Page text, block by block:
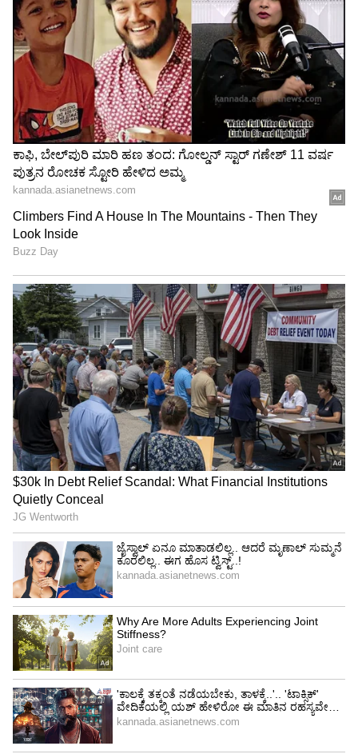
ಆಕೆಯನ್ನು ಸರ್ಕಾರಿ ಆಸ್ಪತ್ರೆಗೆ ದಾಖಲಿಸಿದ್ದಾರೆ. ವೈದ್ಯರು
ಅಪ್ರಾಪ್ತೆಯ ಆರೋಗ್ಯ ತಪಾಸಣೆ ನಡೆಸಿದ್ದಾರೆ. ''ಮಗಳಿಗೆ
ದೆವ್ವದ ಗಾಳಿ ಸೋಕಿದೆ'' ಎಂದು ನಂಬಿ ದೇವಸ್ಥಾನಗಳಿಗೆ
ಅಲೆಯುತ್ತಿದ್ದ ಹೆತ್ತವರಿಗೆ, ಸರ್ಕಾರಿ ಆಸ್ಪತ್ರೆ ವೈದ್ಯರು ನೀಡಿದ
ಮಾಹಿತಿ ಬರಸಿಡಿಲು ಬಡಿದಂತಾಗಿದೆ. "ನಿಮ್ಮ ಮಗಳು 9
ತಿಂಗಳ ಗರ್ಭಿಣಿ" ಎಂದು ವೈದ್ಯರು ತಿಳಿಸಿದಾಗ ಅಪ್ರಾಪ್ತೆಯ
ಹೆತ್ತವರಿಗೆ ಆಘಾತ ತಂದಿದೆ. ಇದರ ಮಧ್ಯೆಯೇ ಆಸ್ಪತ್ರೆಯವರು
ಪೊಲೀಸರಿಗೆ ಮಾಹಿತಿ ನೀಡುವಷ್ಟರಲ್ಲೇ ಮಧ್ಯಾಹ್ನ 4.30ರ
ಸುಮಾರಿಗೆ ಅಪ್ರಾಪ್ತೆಯು ಗಂಡು ಮಗುವಿಗೆ ಜನ್ಮ ನೀಡಿದ್ದಾಳೆ.
ಮದುವೆ ಆಮಿಷವೊಡ್ಡಿ ಲೈಂಗಿಕ ದೌರ್ಜನ್ಯ
ಪೋಷಕರು ಆಕೆಯನ್ನು ಸಮಾಧಾನಪಡಿಸಿ, ವಿಚಾರಿಸಿದ್ದಾರೆ.
ಆಗ ಪೋಷಕರ ಹೊಲಕ್ಕೆ ಟ್ರ್ಯಾಕ್ಟರ್ ಉಳುಮೆ ಮಾಡಲು
ಬರುತ್ತಿದ್ದ ಮಂಜಣ್ಣ ಅಪ್ರಾಪ್ತೆಯೊಂದಿಗೆ ಲೈಂಗಿಕ ದೌರ್ಜನ್ಯ
ನಡೆಸಿರುವುದು ಬಯಲಾಗಿದೆ. ಹೊಲಕ್ಕೆ ಬರುತ್ತಿದ್ದ ಮಂಜಣ್ಣ
ಅಪ್ರಾಪ್ತೆಯೊಂದಿಗೆ ಮೊಬೈಲ್‌ನಲ್ಲಿ ನಿಕಟ ಸಂಪರ್ಕ
ಬೆಳೆಸಿಕೊಂಡಿದ್ದ. 2025ರ ಆಗಸ್ಟ್-ಸೆಪ್ಟೆಂಬರ್ ಅವಧಿಯಲ್ಲಿ
"ನಿನ್ನನ್ನು ಪ್ರೀತಿಸುತ್ತೇನೆ, ಮದುವೆಯಾಗುತ್ತೇನೆ" ಎಂದು
ನಂಬಿಸಿದ್ದಾನೆ.
ಅಪ್ರಾಪ್ತೆಯ ಪ್ರತಿರೋಧದ ನಡುವೆಯೂ ಬಲವಂತದಿಂದ
ದೈಹಿಕ ಸಂಪರ್ಕ ಬೆಳೆಸಿದ್ದಾನೆ. ಈ ವಿಷಯ ಯಾರಿಗಾದರೂ
ಹೇಳಿದರೆ ಕೊಲೆ ಮಾಡುವುದಾಗಿ ಹೆದರಿಸಿದ್ದರಿಂದ
ಪ್ರಾಣಭಯಕ್ಕೆ ಹೆದರಿ ಇಷ್ಟು ದಿನ ವಿಷಯ ಮುಚ್ಚಿಟ್ಟಿದ್ದಾಗಿ
ಅಪ್ರಾಪ್ತೆ ಪೋಷಕರಿಗೆ ತಿಳಿಸಿದ್ದಾಳೆ.